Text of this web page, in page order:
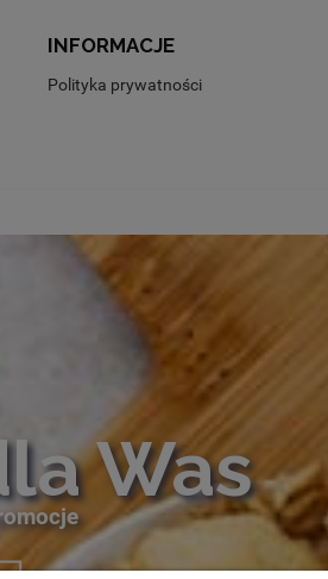
INFORMACJE
Polityka prywatności
Was